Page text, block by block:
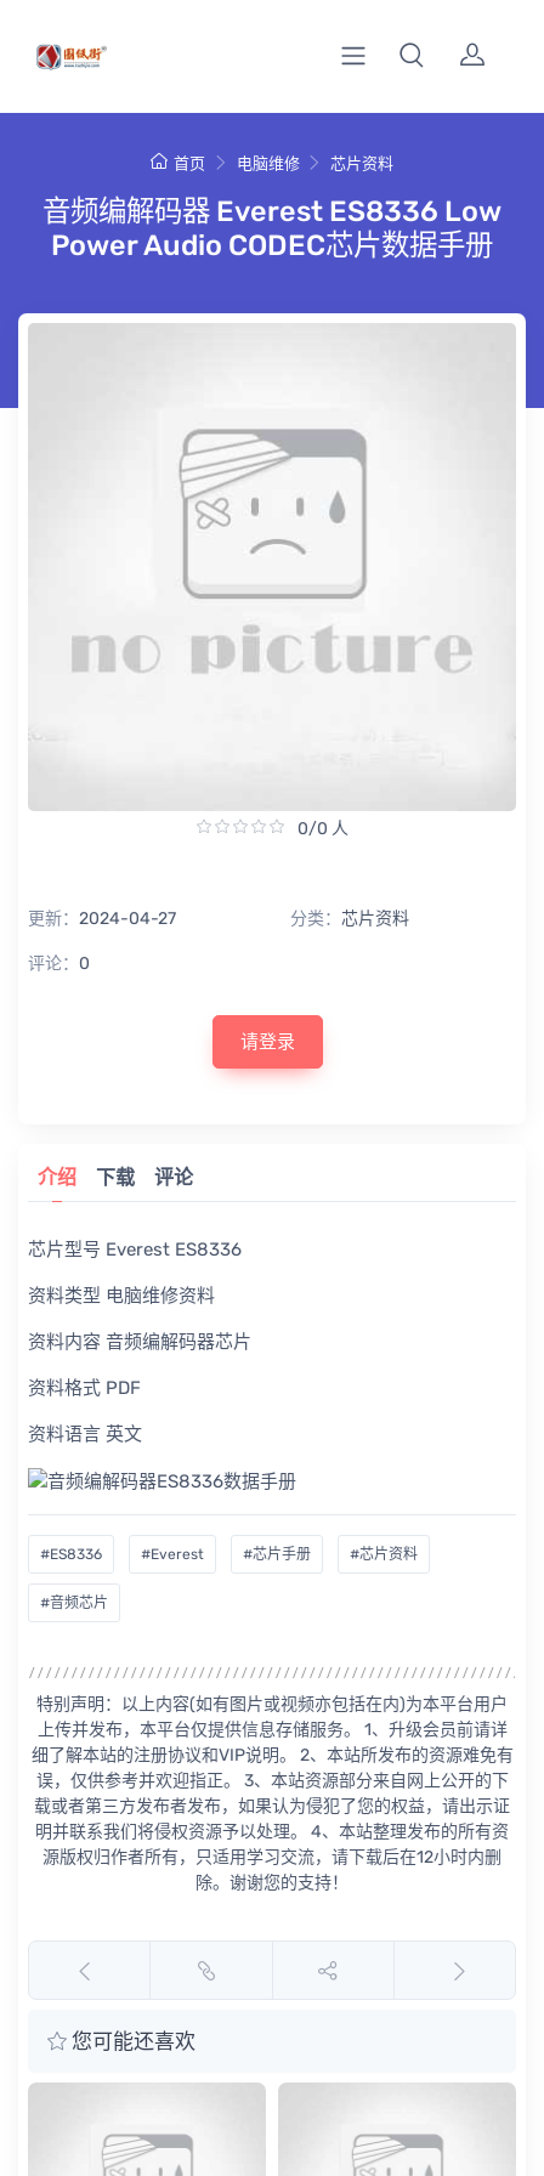
首页 电脑维修 芯片资料
音频编解码器 Everest ES8336 Low
Power Audio CODEC芯片数据手册
0/0 人
更新： 2024-04-27 分类： 芯片资料
评论： 0
请登录
介绍 下载 评论
芯片型号 Everest ES8336
资料类型 电脑维修资料
资料内容 音频编解码器芯片
资料格式 PDF
资料语言 英文
#ES8336 #Everest #芯片手册 #芯片资料
#音频芯片
特别声明：以上内容(如有图片或视频亦包括在内)为本平台用户
上传并发布，本平台仅提供信息存储服务。 1、升级会员前请详
细了解本站的注册协议和VIP说明。 2、本站所发布的资源难免有
误，仅供参考并欢迎指正。 3、本站资源部分来自网上公开的下
载或者第三方发布者发布，如果认为侵犯了您的权益，请出示证
明并联系我们将侵权资源予以处理。 4、本站整理发布的所有资
源版权归作者所有，只适用学习交流，请下载后在12小时内删
除。谢谢您的支持！
您可能还喜欢